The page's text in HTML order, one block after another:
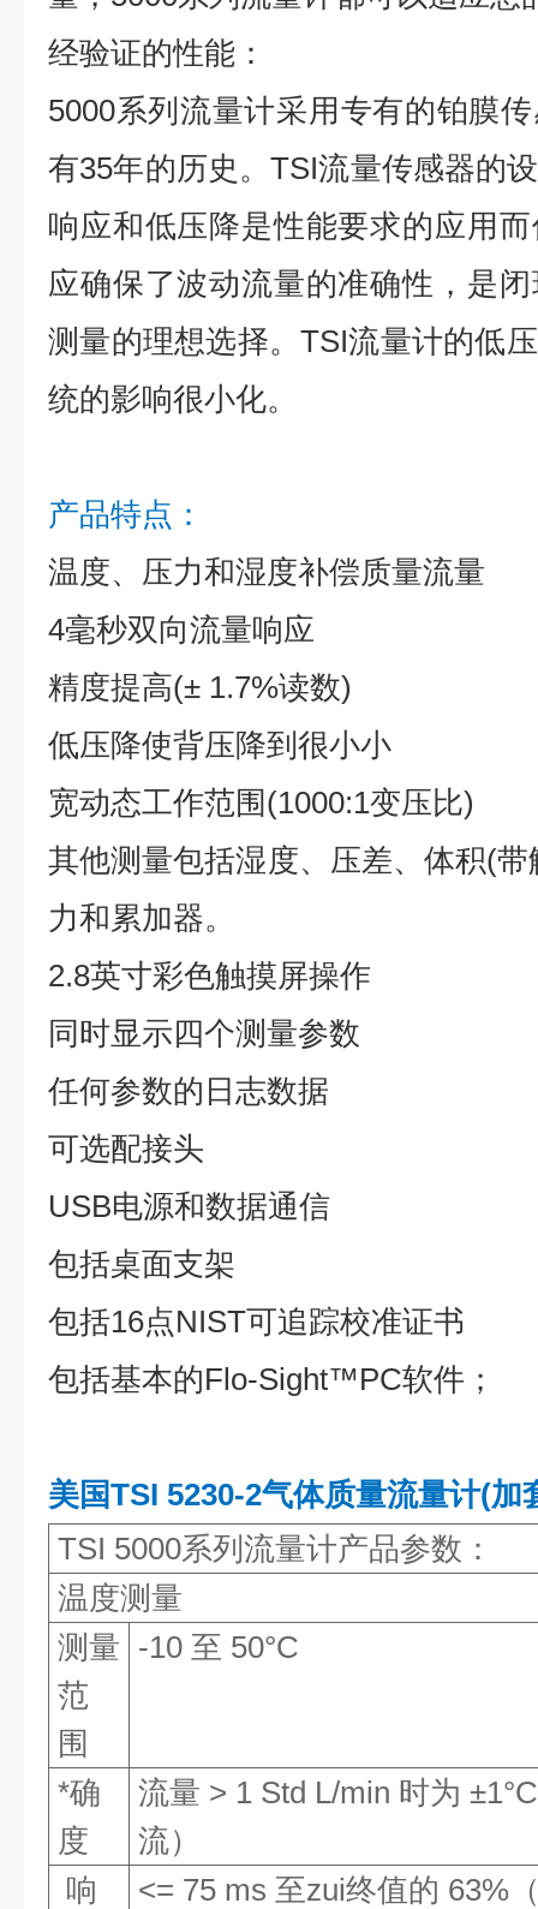
经验证的性能：
5000系列流量计采用专有的铂膜
有35年的历史。TSI流量传感器的
响应和低压降是性能要求的应用
应确保了波动流量的准确性，是
测量的理想选择。TSI流量计的低
统的影响很小化。
产品特点：
温度、压力和湿度补偿质量流量
4毫秒双向流量响应
精度提高(± 1.7%读数)
低压降使背压降到很小小
宽动态工作范围(1000:1变压比)
其他测量包括湿度、压差、体积(
力和累加器。
2.8英寸彩色触摸屏操作
同时显示四个测量参数
任何参数的日志数据
可选配接头
USB电源和数据通信
包括桌面支架
包括16点NIST可追踪校准证书
包括基本的Flo-Sight™PC软件；
美国TSI 5230-2气体质量流量计(加
TSI 5000系列流量计产品参数 ：
温度测量
测量
范
围
-10 至 50°C
*确
度
流量 > 1 Std L/min 时为
流）
响
<= 75 ms 至zui终值的 63%